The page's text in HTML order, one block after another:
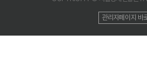
관리자페이지 바